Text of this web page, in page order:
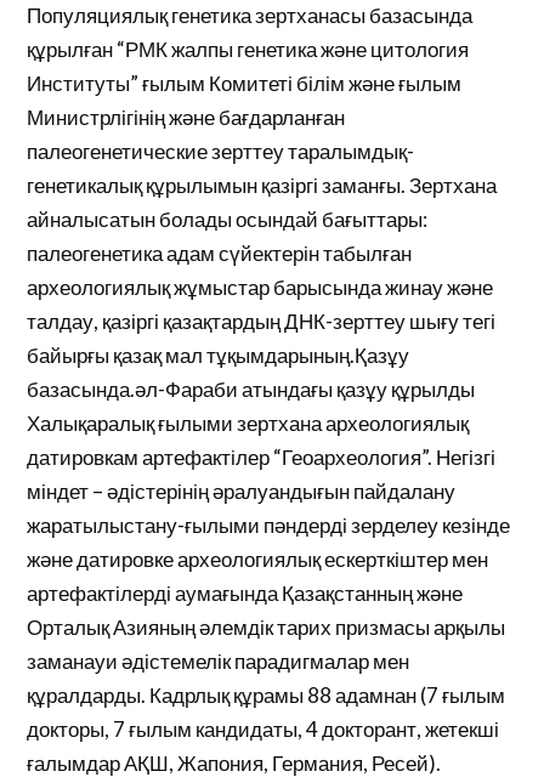
Популяциялық генетика зертханасы базасында
құрылған “РМК жалпы генетика және цитология
Институты” ғылым Комитеті білім және ғылым
Министрлігінің және бағдарланған
палеогенетические зерттеу таралымдық-
генетикалық құрылымын қазіргі заманғы. Зертхана
айналысатын болады осындай бағыттары:
палеогенетика адам сүйектерін табылған
археологиялық жұмыстар барысында жинау және
талдау, қазіргі қазақтардың ДНК-зерттеу шығу тегі
байырғы қазақ мал тұқымдарының.Қазұу
базасында.әл-Фараби атындағы қазұу құрылды
Халықаралық ғылыми зертхана археологиялық
датировкам артефактілер “Геоархеология”. Негізгі
міндет – әдістерінің әралуандығын пайдалану
жаратылыстану-ғылыми пәндерді зерделеу кезінде
және датировке археологиялық ескерткіштер мен
артефактілерді аумағында Қазақстанның және
Орталық Азияның әлемдік тарих призмасы арқылы
заманауи әдістемелік парадигмалар мен
құралдарды. Кадрлық құрамы 88 адамнан (7 ғылым
докторы, 7 ғылым кандидаты, 4 докторант, жетекші
ғалымдар АҚШ, Жапония, Германия, Ресей).